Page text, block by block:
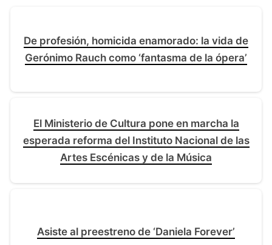
De profesión, homicida enamorado: la vida de
Gerónimo Rauch como ‘fantasma de la ópera’
El Ministerio de Cultura pone en marcha la
esperada reforma del Instituto Nacional de las
Artes Escénicas y de la Música
Asiste al preestreno de ‘Daniela Forever’